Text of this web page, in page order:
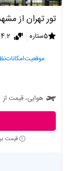
تور تهران از
5ستاره 4.2 امتیاز
موقعیتامکانات
هوایی، قیمت از
قیمت